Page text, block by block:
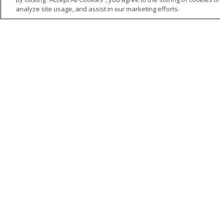
analyze site usage, and assist in our marketing efforts.